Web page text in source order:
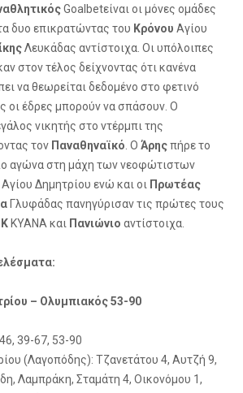
Goalbetείναι οι μόνες ομάδες
δυο επικρατώντας του Κρόνου Αγίου
Λευκάδας αντίστοιχα. Οι υπόλοιπες
στον τέλος δείχνοντας ότι κανένα
να θεωρείται δεδομένο στο φετινό
οι έδρες μπορούν να σπάσουν. Ο
νικητής στο ντέρμπι της
τον Παναθηναϊκό . Ο Άρηςπήρε το
αγώνα στη μάχη των νεοφώτιστων
Αγίου Δημητρίου ενώ και οι Πρωτέας
Γλυφάδας πανηγύρισαν τις πρώτες τους
ΚΥΑΝΑ και Πανιώνιο αντίστοιχα.
– Ολυμπιακός 53-90
39-67, 53-90
(Λαγοπόδης): Τζανετάτου 4, Αυτζή 9,
Λαμπράκη, Σταμάτη 4, Οικονόμου 1,